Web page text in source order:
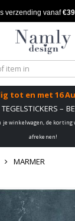
verzending vanaf
tot en met 16
–
je winkelwagen, de
afrekenen!
MARMER
je dit